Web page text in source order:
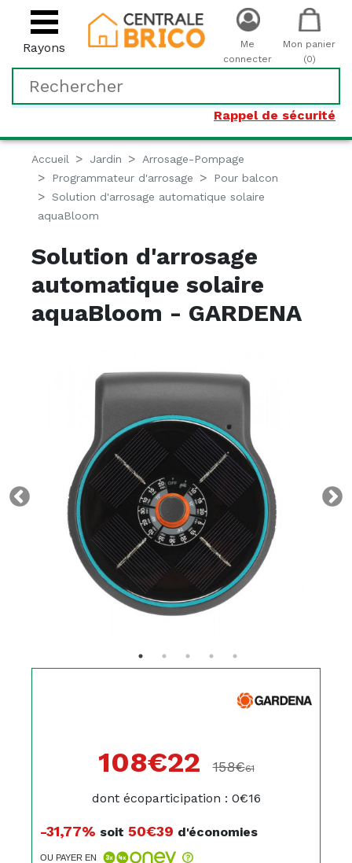
Rayons
Rappel de sécurité
Me
connecter
Mon panier
(0)
Accueil Jardin
Arrosage-Pompage
Programmateur d'arrosage
Pour balcon
Solution d'arrosage automatique solaire
aquaBloom
Solution d'arrosage
automatique solaire
aquaBloom - GARDENA
108€22 158€61
dont écoparticipation : 0€16
-31,77% soit 50€39 d'économies
OU PAYER EN